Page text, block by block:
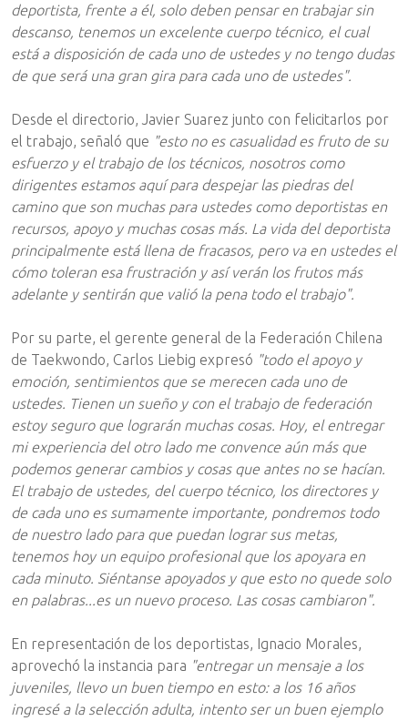
deportista, frente a él, solo deben pensar en trabajar sin
descanso, tenemos un excelente cuerpo técnico, el cual
está a disposición de cada uno de ustedes y no tengo dudas
de que será una gran gira para cada uno de ustedes".
Desde el directorio, Javier Suarez junto con felicitarlos por
el trabajo, señaló que "esto no es casualidad es fruto de su
esfuerzo y el trabajo de los técnicos, nosotros como
dirigentes estamos aquí para despejar las piedras del
camino que son muchas para ustedes como deportistas en
recursos, apoyo y muchas cosas más. La vida del deportista
principalmente está llena de fracasos, pero va en ustedes el
cómo toleran esa frustración y así verán los frutos más
adelante y sentirán que valió la pena todo el trabajo".
Por su parte, el gerente general de la Federación Chilena
de Taekwondo, Carlos Liebig expresó "todo el apoyo y
emoción, sentimientos que se merecen cada uno de
ustedes. Tienen un sueño y con el trabajo de federación
estoy seguro que lograrán muchas cosas. Hoy, el entregar
mi experiencia del otro lado me convence aún más que
podemos generar cambios y cosas que antes no se hacían.
El trabajo de ustedes, del cuerpo técnico, los directores y
de cada uno es sumamente importante, pondremos todo
de nuestro lado para que puedan lograr sus metas,
tenemos hoy un equipo profesional que los apoyara en
cada minuto. Siéntanse apoyados y que esto no quede solo
en palabras...es un nuevo proceso. Las cosas cambiaron".
En representación de los deportistas, Ignacio Morales,
aprovechó la instancia para "entregar un mensaje a los
juveniles, llevo un buen tiempo en esto: a los 16 años
ingresé a la selección adulta, intento ser un buen ejemplo